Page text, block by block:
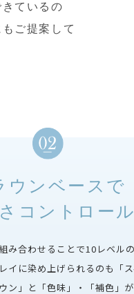
ているの
ご提案して
ウンベースで
コントロール
み合わせることで10レベル
イに染め上げられるのも「
ン」と「色味」・「補色」